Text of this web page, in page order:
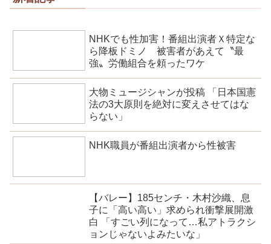
NHKでも性加害！番組出演者Ｘ特定な
ら降板ドミノ 被害者があえて〝最
強〟労働組合を頼ったワケ
大物ミュージシャンが投稿 「日本国憲
法の3大原則を絶対に変えさせてはな
らない」
NHK職員が番組出演者から性被害
【バレー】185センチ・木村沙織、息
子に「高い高い」求められ衝撃展開激
白 「すごい列になって…私アトラクシ
ョンじゃないよみたいな」